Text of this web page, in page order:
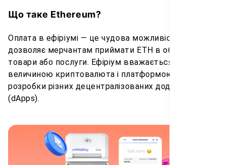
Що таке Ethereum?
Оплата в ефіріумі — це чудова можливість, яка
дозволяє мерчантам приймати ETH в обмін на
товари або послуги. Ефіріум вважається другою за
величиною криптовалюта і платформою для
розробки різних децентралізованих додатків
(dApps).